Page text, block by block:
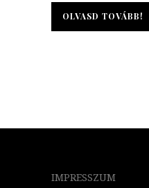
OLVASD TOVÁBB!
OLVASD TOVÁBB!
IMPRESSZUM